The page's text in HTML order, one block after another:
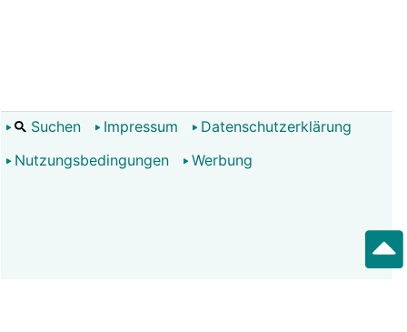
Suchen Impressum
Datenschutzerklärung
Nutzungsbedingungen
Werbung